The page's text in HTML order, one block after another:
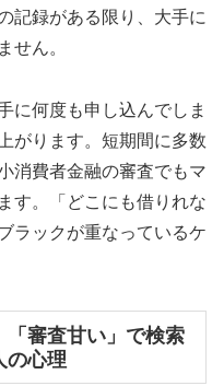
記録がある限り、大手に
せん。
に何度も申し込んでしま
がります。短期間に多数
消費者金融の審査でもマ
す。「どこにも借りれな
ラックが重なっているケ
「審査甘い」で検索
の心理